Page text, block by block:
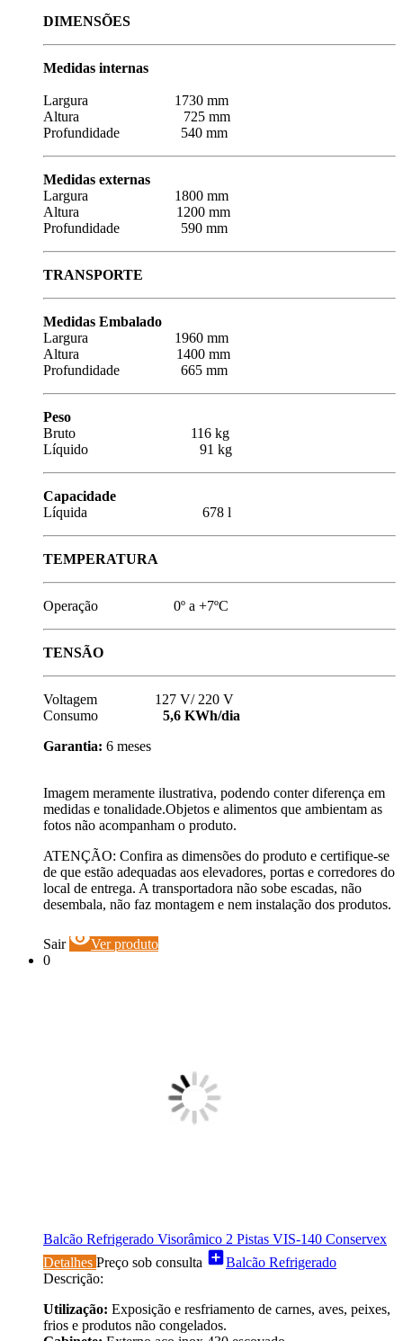
DIMENSÕES
Medidas internas
Largura 1730 mm
Altura 725 mm
Profundidade 540 mm
Medidas externas
Largura 1800 mm
Altura 1200 mm
Profundidade 590 mm
TRANSPORTE
Medidas Embalado
Largura 1960 mm
Altura 1400 mm
Profundidade 665 mm
Peso
Bruto 116 kg
Líquido 91 kg
Capacidade
Líquida 678 l
TEMPERATURA
Operação 0º a +7ºC
TENSÃO
Voltagem 127 V/ 220 V
Consumo 5,6 KWh/dia
Garantia: 6 meses
Imagem meramente ilustrativa, podendo conter diferença em
medidas e tonalidade.Objetos e alimentos que ambientam as
fotos não acompanham o produto.
ATENÇÃO: Confira as dimensões do produto e certifique-se
de que estão adequadas aos elevadores, portas e corredores do
local de entrega. A transportadora não sobe escadas, não
desembala, não faz montagem e nem instalação dos produtos.
Sair visibilityVer produto
0
Balcão Refrigerado Visorâmico 2 Pistas VIS-140 Conservex
Detalhes Preço sob consulta add_boxBalcão Refrigerado
Descrição:
Utilização: Exposição e resfriamento de carnes, aves, peixes,
frios e produtos não congelados.